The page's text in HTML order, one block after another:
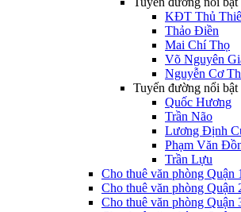
KĐT Thủ
Thảo Điền
Mai Chí Thọ
Võ Nguyên
Nguyễn Cơ
Tuyến đường nổi bật
Quốc Hương
Trần Não
Lương Định
Phạm Văn
Trần Lựu
Cho thuê văn phòng Quận 1
Cho thuê văn phòng Quận
Cho thuê văn phòng Quận